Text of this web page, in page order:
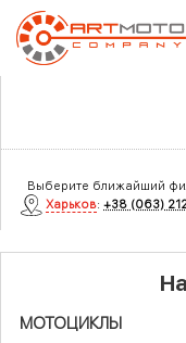
Выберите ближайший
Харьков:+38 (063)
МОТОЦИКЛЫ